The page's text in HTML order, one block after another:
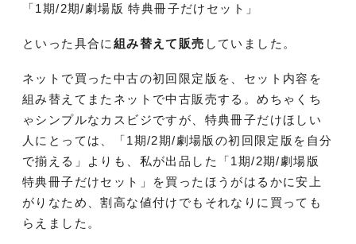
「1期/2期/劇場版 特典冊子だけセット」
といった具合に 組み替えて販売 していました。
ネットで買った中古の初回限定版を、セット内容を
組み替えてまたネットで中古販売する。めちゃくち
ゃシンプルなカスビジですが、特典冊子だけほしい
人にとっては、「1期/2期/劇場版の初回限定版を自分
で揃える」よりも、私が出品した「1期/2期/劇場版
特典冊子だけセット」を買ったほうがはるかに安上
がりなため、割高な値付けでもそれなりに買っても
らえました。